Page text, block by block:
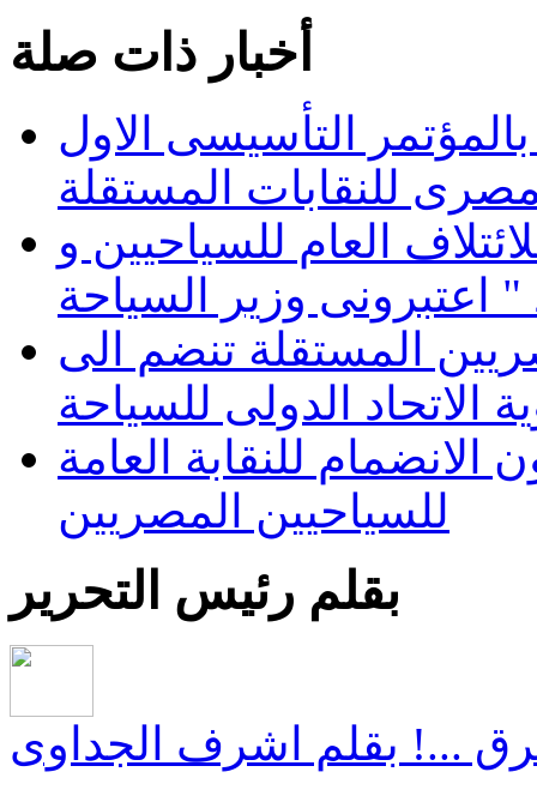
أخبار ذات صلة
التأسيسى الاول
للنقابات المستقلة
العام للسياحيين و
المستقلة تنضم الى
الاتحاد الدولى للسياحة
للنقابة العامة
للسياحيين المصريين
بقلم رئيس التحرير
...! بقلم اشرف الجداوى